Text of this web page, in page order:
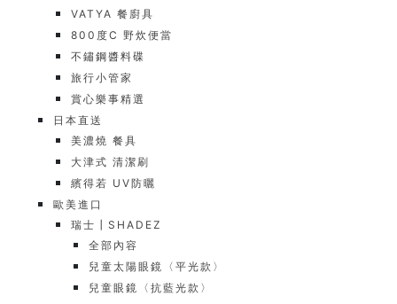
VATYA 餐廚具
800度C 野炊便當
不鏽鋼醬料碟
旅行小管家
賞心樂事精選
日本直送
美濃燒 餐具
大津式 清潔刷
繽得若 UV防曬
歐美進口
瑞士┃SHADEZ
全部內容
兒童太陽眼鏡〈平光款〉
兒童眼鏡〈抗藍光款〉